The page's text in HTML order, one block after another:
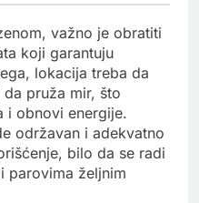
važno je obratiti
koji garantuju
lokacija treba da
pruža mir, što
i obnovi energije.
održavan i adekvatno
bilo da se radi
parovima željnim